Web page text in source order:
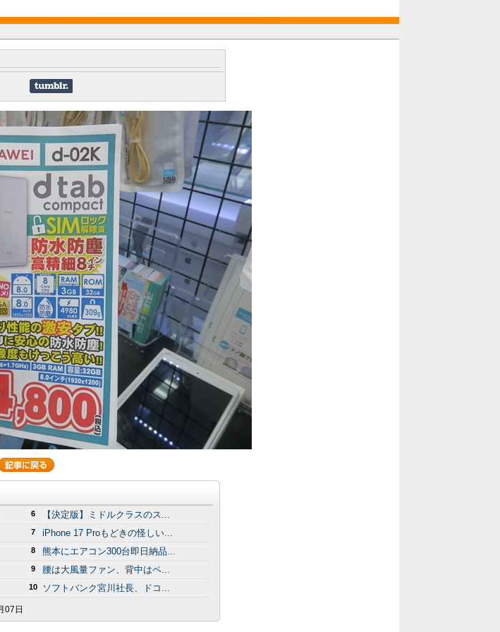
6 【決定版】ミドルクラスのス...
7 iPhone 17 Proもどきの怪しい...
8 熊本にエアコン300台即日納品...
9 腰は大風量ファン、背中はペ...
10 ソフトバンク宮川社長、ドコ...
07日